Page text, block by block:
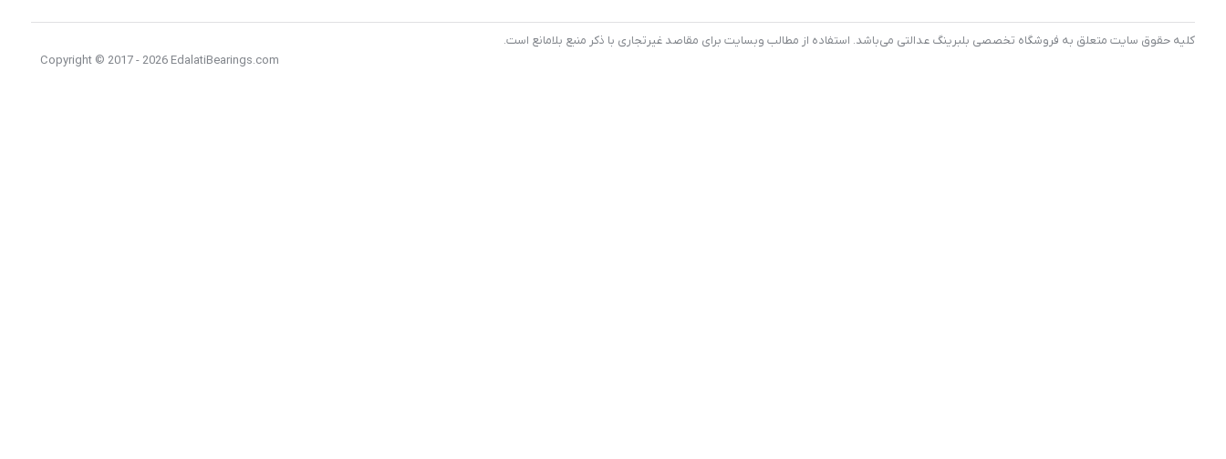
کليه حقوق سايت متعلق به فروشگاه تخصصی بلبرینگ عدالتی می‌باشد. استفاده از مطالب وبسایت برای مقاصد غیرتجاری با ذکر منبع بلامانع است.
Copyright © 2017 - 2026 EdalatiBearings.com